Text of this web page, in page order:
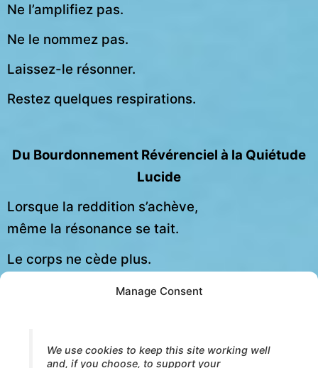
Manage Consent
We use cookies to keep this site working well
and, if you choose, to support your
Ne l’amplifiez pas.
Ne le nommez pas.
Laissez-le résonner.
Restez quelques respirations.
Du Bourdonnement Révérenciel à la Quiétude
Lucide
Lorsque la reddition s’achève,
même la résonance se tait.
Le corps ne cède plus.
Rien n’a besoin de se résoudre.